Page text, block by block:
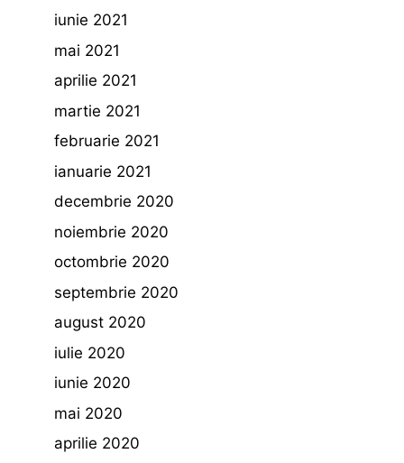
iunie 2021
mai 2021
aprilie 2021
martie 2021
februarie 2021
ianuarie 2021
decembrie 2020
noiembrie 2020
octombrie 2020
septembrie 2020
august 2020
iulie 2020
iunie 2020
mai 2020
aprilie 2020